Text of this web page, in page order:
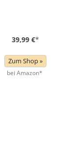
39,99 €*
Zum Shop »
bei Amazon*